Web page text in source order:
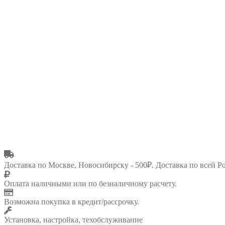
Доставка по Москве, Новосибирску - 500₽. Доставка по всей
Оплата наличными или по безналичному расчету.
Возможна покупка в кредит/рассрочку.
Установка, настройка, техобслуживание